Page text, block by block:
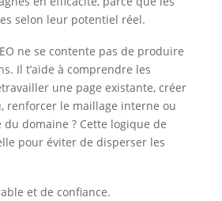
selon leur potentiel réel.
ne se contente pas de produire
Il t’aide à comprendre les
une page existante, créer
renforcer le maillage interne ou
du domaine ? Cette logique de
pour éviter de disperser les
et de confiance.